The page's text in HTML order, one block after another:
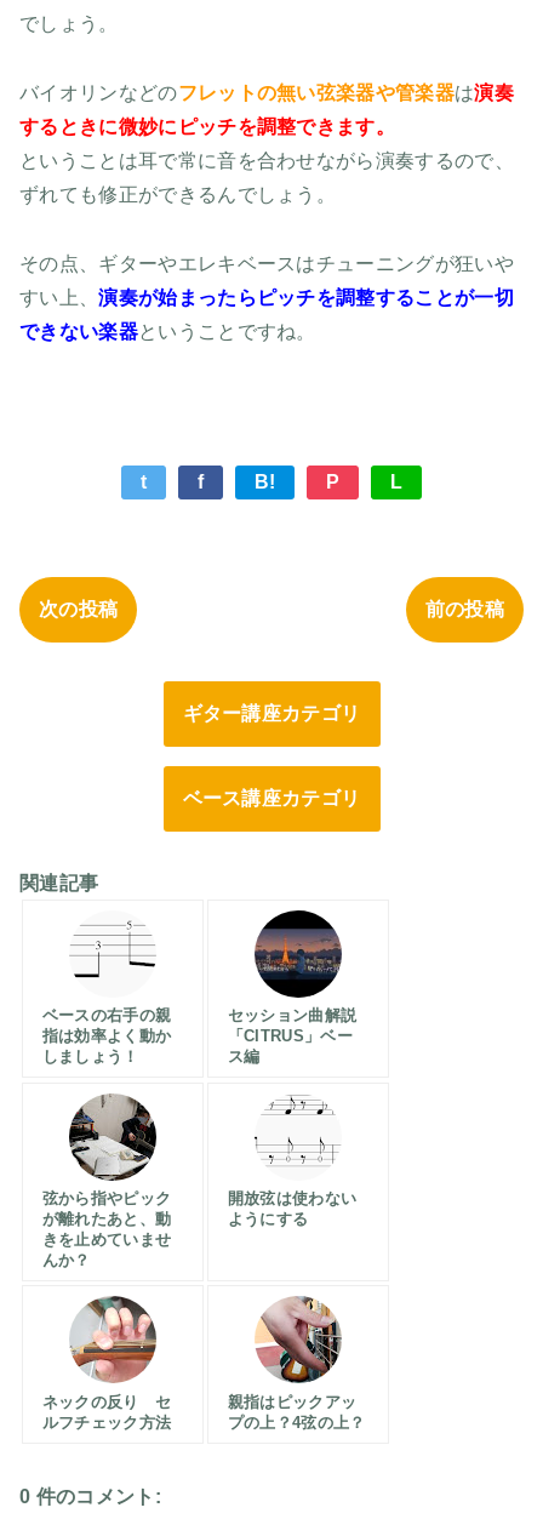
でしょう。
バイオリンなどのフレットの無い弦楽器や管楽器は演奏
するときに微妙にピッチを調整できます。
ということは耳で常に音を合わせながら演奏するので、
ずれても修正ができるんでしょう。
その点、ギターやエレキベースはチューニングが狂いや
すい上、演奏が始まったらピッチを調整することが一切
できない楽器ということですね。
t f B! P L
次の投稿 前の投稿
ギター講座カテゴリ
ベース講座カテゴリ
関連記事
ベースの右手の親
指は効率よく動か
しましょう！
セッション曲解説
「CITRUS」ベー
ス編
弦から指やピック
が離れたあと、動
きを止めていませ
んか？
開放弦は使わない
ようにする
ネックの反り セ
ルフチェック方法
親指はピックアッ
プの上？4弦の上？
0 件のコメント: